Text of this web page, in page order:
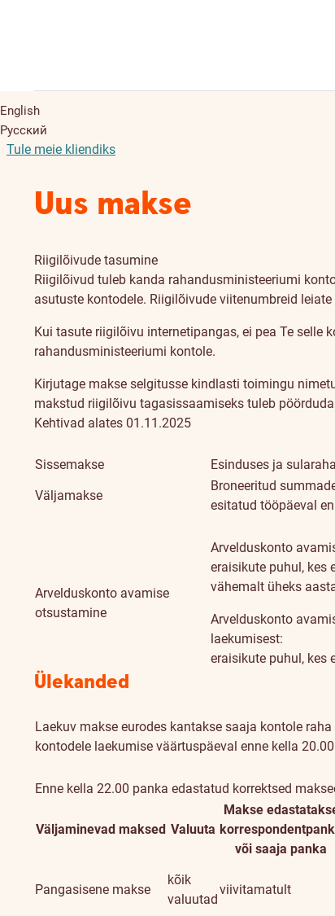
English
Русский
Tule meie kliendiks
Uus makse
Riigilõivude tasumine
Riigilõivud tuleb kanda rahandusministeeriumi
asutuste kontodele. Riigilõivude viitenumbreid
Kui tasute riigilõivu internetipangas, ei pea Te
rahandusministeeriumi kontole.
Kirjutage makse selgitusse kindlasti toimingu
makstud riigilõivu tagasissaamiseks tuleb
Kehtivad alates 01.11.2025
Sissemakse
Esinduses ja
Väljamakse
Broneeritud
esitatud tööpäeval
Arvelduskonto avamise
otsustamine
Arvelduskonto
eraisikute puhul, kes
vähemalt üheks
Arvelduskonto
laekumisest:
eraisikute puhul, kes
Ülekanded
Laekuv makse eurodes kantakse saaja kontole
kontodele laekumise väärtuspäeval enne kella
Enne kella 22.00 panka edastatud korrektsed
Väljaminevad maksed Valuuta
Makse
või saaja panka
Pangasisene makse
kõik
valuutad
viivitamatult